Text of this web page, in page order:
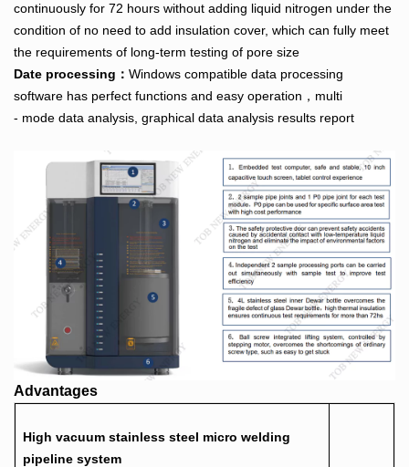
continuously for 72 hours without adding liquid nitrogen under the
condition of no need to add insulation cover, which can fully meet
the requirements of long-term testing of pore size
Date processing： Windows compatible data processing
software has perfect functions and easy operation，multi
- mode data analysis, graphical data analysis results report
Advantages
High vacuum stainless steel micro welding
pipeline system